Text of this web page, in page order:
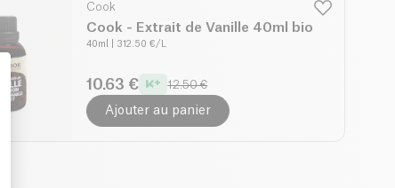
Cook
Cook - Extrait de Vanille 40ml bio
40ml | 312.50 €/L
10.63 € 12.50 €
Ajouter au panier
Personalize Your Options